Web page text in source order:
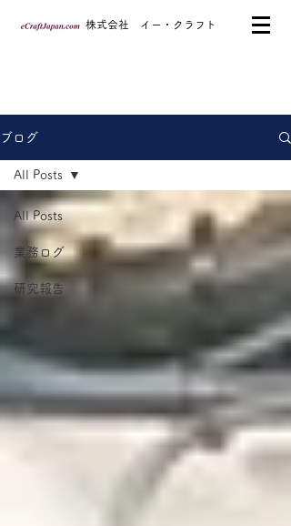
​株式会社 イー・クラフト
ブログ
All Posts
業務ログ
研究報告
All Posts